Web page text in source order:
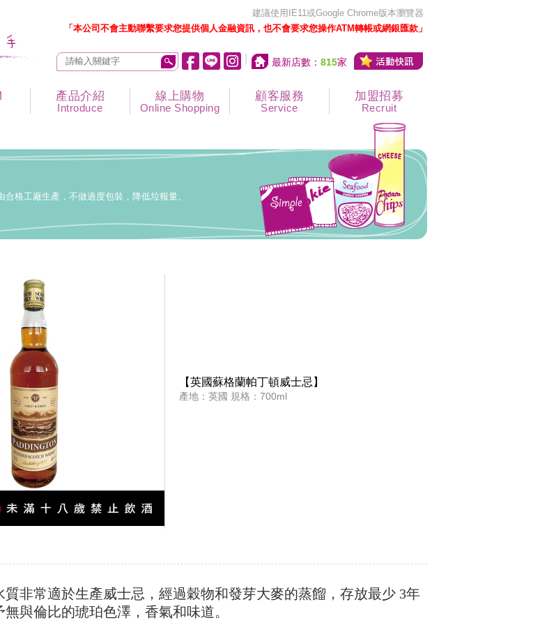
建議使用IE11或Google Chrome版本瀏覽器
「本公司不會主動聯繫要求您提供個人金融資訊，也不會要求您操作ATM轉帳或網銀匯款」
最新店數： 815家
產品介紹
Introduce
線上購物
Online Shopping
顧客服務
Service
加盟招募
Recruit
合格工廠生產，不做過度包裝，降低垃報量。
【英國蘇格蘭帕丁頓威士忌】
產地：英國 規格：700ml
質非常適於生產威士忌，經過穀物和發芽大麥的蒸餾，存放最少 3年
與倫比的琥珀色澤，香氣和味道。